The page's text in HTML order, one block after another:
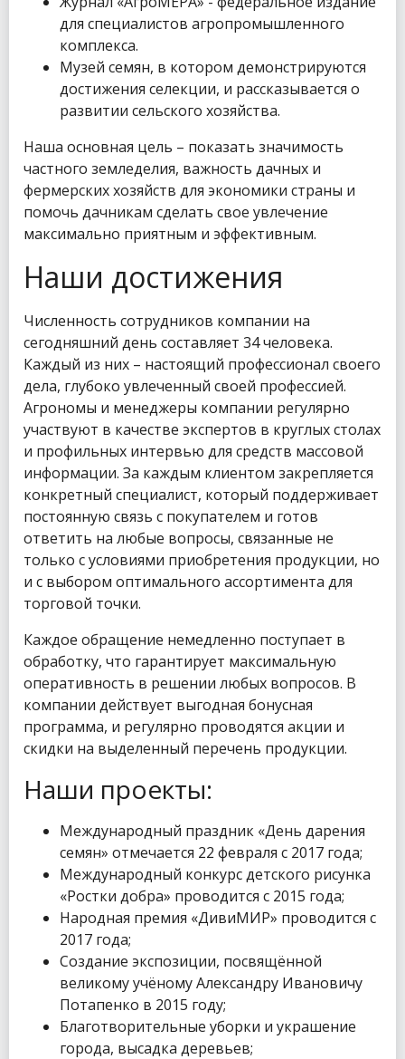
для специалистов агропромышленного
комплекса.
Музей семян, в котором демонстрируются
достижения селекции, и рассказывается о
развитии сельского хозяйства.
Наша основная цель – показать значимость
частного земледелия, важность дачных и
фермерских хозяйств для экономики страны и
помочь дачникам сделать свое увлечение
максимально приятным и эффективным.
Наши достижения
Численность сотрудников компании на
сегодняшний день составляет 34 человека.
Каждый из них – настоящий профессионал своего
дела, глубоко увлеченный своей профессией.
Агрономы и менеджеры компании регулярно
участвуют в качестве экспертов в круглых столах
и профильных интервью для средств массовой
информации. За каждым клиентом закрепляется
конкретный специалист, который поддерживает
постоянную связь с покупателем и готов
ответить на любые вопросы, связанные не
только с условиями приобретения продукции, но
и с выбором оптимального ассортимента для
торговой точки.
Каждое обращение немедленно поступает в
обработку, что гарантирует максимальную
оперативность в решении любых вопросов. В
компании действует выгодная бонусная
программа, и регулярно проводятся акции и
скидки на выделенный перечень продукции.
Наши проекты:
Международный праздник «День дарения
семян» отмечается 22 февраля с 2017 года;
Международный конкурс детского рисунка
«Ростки добра» проводится с 2015 года;
Народная премия «ДивиМИР» проводится с
2017 года;
Создание экспозиции, посвящённой
великому учёному Александру Ивановичу
Потапенко в 2015 году;
Благотворительные уборки и украшение
города, высадка деревьев;